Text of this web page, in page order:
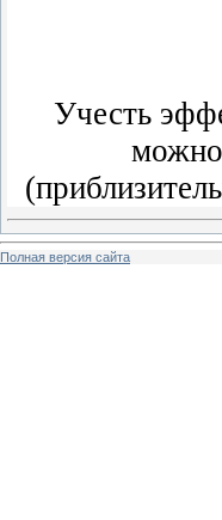
Учесть
можно
Полная версия сайта